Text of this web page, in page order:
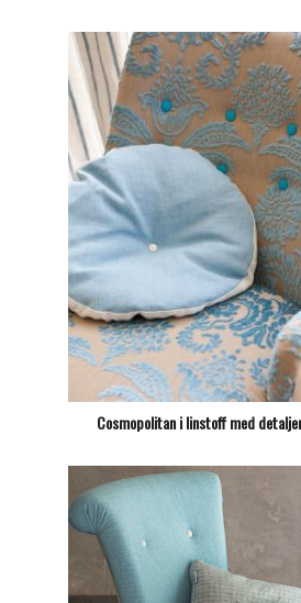
Cosmopolitan i linstoff med